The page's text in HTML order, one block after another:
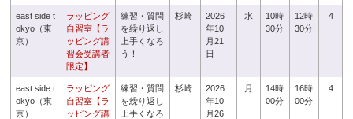
east side t
okyo（東
京）
ラッピング
自習室【ラ
ッピング講
習会受講者
限定】
練習・質問
を繰り返し
上手くなろ
う！
杉崎
2026
年10
月21
日
水
10時
30分
12時
30分
4
east side t
okyo（東
京）
ラッピング
自習室【ラ
ッピング講
練習・質問
を繰り返し
上手くなろ
杉崎
2026
年10
月26
月
14時
00分
16時
00分
4